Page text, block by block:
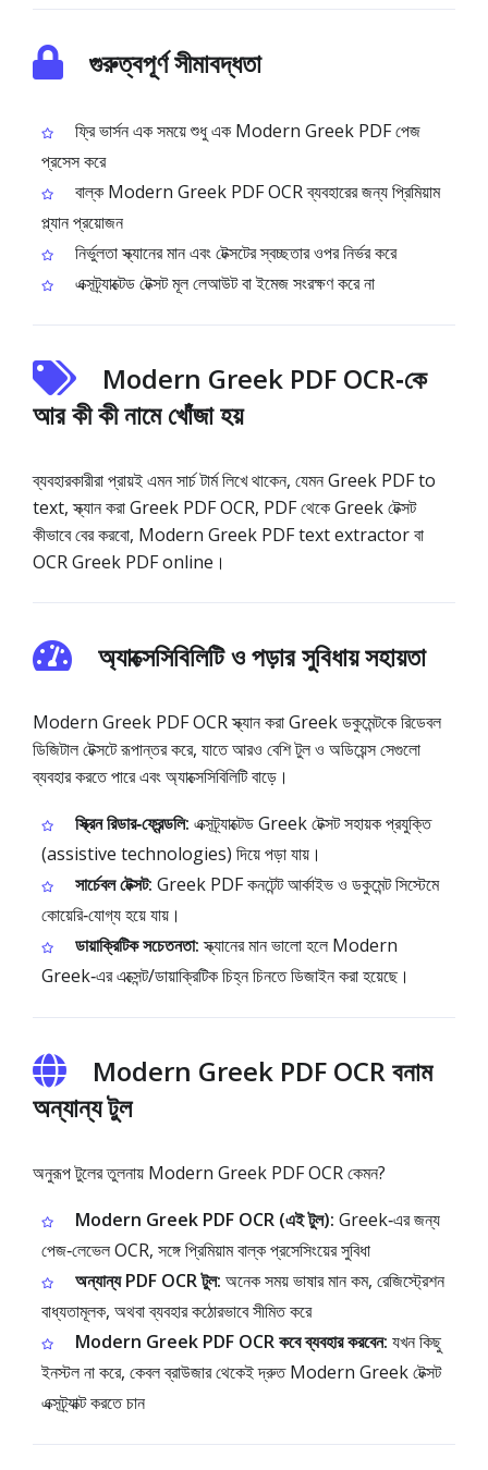
গুরুত্বপূর্ণ সীমাবদ্ধতা
ফ্রি ভার্সন এক সময়ে শুধু এক Modern Greek PDF পেজ
প্রসেস করে
বাল্ক Modern Greek PDF OCR ব্যবহারের জন্য প্রিমিয়াম
প্ল্যান প্রয়োজন
নির্ভুলতা স্ক্যানের মান এবং টেক্সটের স্বচ্ছতার ওপর নির্ভর করে
এক্সট্র্যাক্টেড টেক্সট মূল লেআউট বা ইমেজ সংরক্ষণ করে না
Modern Greek PDF OCR‑কে
আর কী কী নামে খোঁজা হয়
ব্যবহারকারীরা প্রায়ই এমন সার্চ টার্ম লিখে থাকেন, যেমন Greek PDF to
text, স্ক্যান করা Greek PDF OCR, PDF থেকে Greek টেক্সট
কীভাবে বের করবো, Modern Greek PDF text extractor বা
OCR Greek PDF online।
অ্যাক্সেসিবিলিটি ও পড়ার সুবিধায় সহায়তা
Modern Greek PDF OCR স্ক্যান করা Greek ডকুমেন্টকে রিডেবল
ডিজিটাল টেক্সটে রূপান্তর করে, যাতে আরও বেশি টুল ও অডিয়েন্স সেগুলো
ব্যবহার করতে পারে এবং অ্যাক্সেসিবিলিটি বাড়ে।
স্ক্রিন রিডার‑ফ্রেন্ডলি: এক্সট্র্যাক্টেড Greek টেক্সট সহায়ক প্রযুক্তি
(assistive technologies) দিয়ে পড়া যায়।
সার্চেবল টেক্সট: Greek PDF কনটেন্ট আর্কাইভ ও ডকুমেন্ট সিস্টেমে
কোয়েরি‑যোগ্য হয়ে যায়।
ডায়াক্রিটিক সচেতনতা:স্ক্যানের মান ভালো হলে Modern
Greek‑এর এক্সেন্ট/ডায়াক্রিটিক চিহ্ন চিনতে ডিজাইন করা হয়েছে।
Modern Greek PDF OCR বনাম
অন্যান্য টুল
অনুরূপ টুলের তুলনায় Modern Greek PDF OCR কেমন?
Modern Greek PDF OCR (এই টুল): Greek‑এর জন্য
পেজ‑লেভেল OCR, সঙ্গে প্রিমিয়াম বাল্ক প্রসেসিংয়ের সুবিধা
অন্যান্য PDF OCR টুল: অনেক সময় ভাষার মান কম, রেজিস্ট্রেশন
বাধ্যতামূলক, অথবা ব্যবহার কঠোরভাবে সীমিত করে
Modern Greek PDF OCR কবে ব্যবহার করবেন: যখন কিছু
ইনস্টল না করে, কেবল ব্রাউজার থেকেই দ্রুত Modern Greek টেক্সট
এক্সট্র্যাক্ট করতে চান